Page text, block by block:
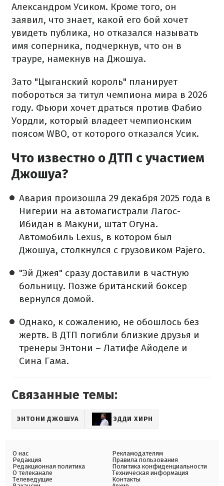
Александром Усиком. Кроме того, он
заявил, что знает, какой его бой хочет
увидеть публика, но отказался называть
имя соперника, подчеркнув, что он в
трауре, намекнув на Джошуа.
Зато "Цыганский король" планирует
побороться за титул чемпиона мира в 2026
году. Фьюри хочет драться против Фабио
Уордли, который владеет чемпионским
поясом WBO, от которого отказался Усик.
Что известно о ДТП с участием
Джошуа?
Авария произошла 29 декабря 2025 года в
Нигерии на автомагистрали Лагос-
Ибидан в Макуни, штат Огуна.
Автомобиль Lexus, в котором был
Джошуа, столкнулся с грузовиком Pajero.
"Эй Джея" сразу доставили в частную
больницу. Позже британский боксер
вернулся домой.
Однако, к сожалению, не обошлось без
жертв. В ДТП погибли близкие друзья и
тренеры Энтони – Латифе Айоделе и
Сина Гама.
Связанные темы:
ЭНТОНИ ДЖОШУА ЭДДИ ХИРН
О нас
Редакция
Редакционная политика
О телеканале
Телеведущие
Рекламодателям
Правила пользования
Политика конфиденциальности
Техническая информация
Контакты